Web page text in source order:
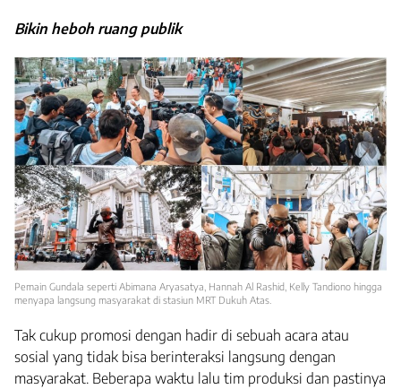
Bikin heboh ruang publik
Pemain Gundala seperti Abimana Aryasatya, Hannah Al Rashid, Kelly Tandiono hingga
menyapa langsung masyarakat di stasiun MRT Dukuh Atas.
Tak cukup promosi dengan hadir di sebuah acara atau
sosial yang tidak bisa berinteraksi langsung dengan
masyarakat. Beberapa waktu lalu tim produksi dan pastinya